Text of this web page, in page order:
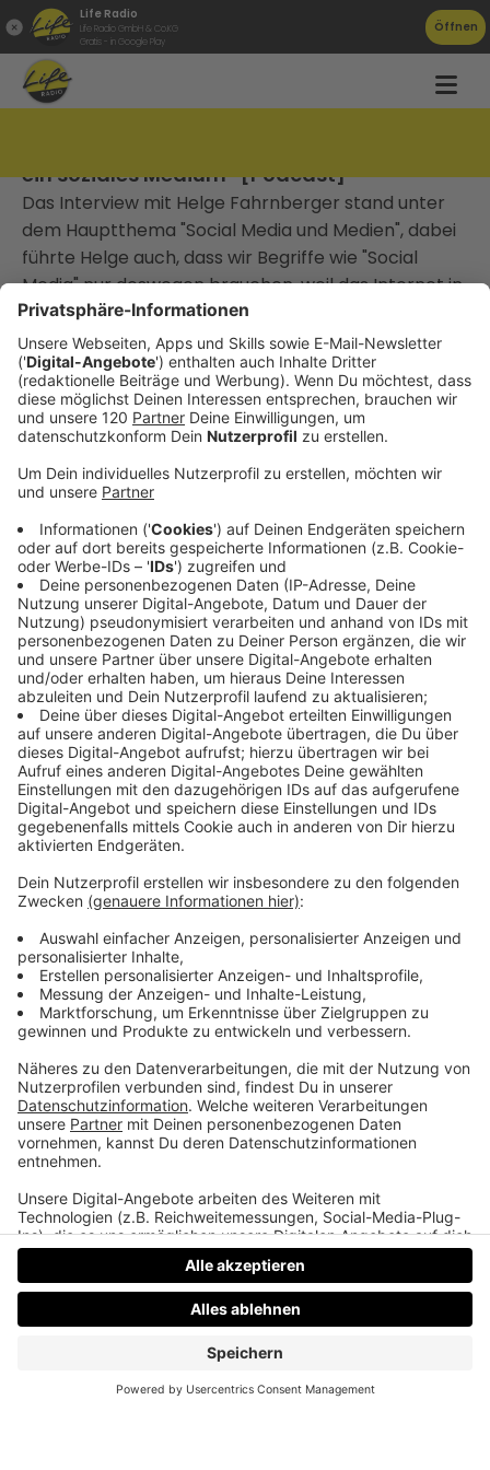
Life Radio
Life Radio GmbH & Co.KG
Gratis - in Google Play
Öffnen
ein soziales Medium“ [Podcast]
Das Interview mit Helge Fahrnberger stand unter
dem Hauptthema "Social Media und Medien", dabei
führte Helge auch, dass wir Begriffe wie "Social
Media" nur deswegen brauchen, weil das Internet in
seinen Anfängen als Publikationsmedium
missverstanden wurde.
Gute Arbeit, die niemand kennt, gewinnt keinen
Markt.
Die meisten Unternehmen, mit denen ich arbeite,
haben kein Qualitätsproblem. Sie sind besser als ihr
Ruf. Nur weiß das draußen niemand.
Alle zwei Wochen schreibe ich einen Gedanken
darüber, wie sich das ändern lässt. Ein Thema, kein
Sammelbrief.
→teddy.click/newsletter
Wie sichtbar ist dein Unternehmen wirklich?
Der Potenzial-Check dauert vier Minuten. Danach
hast du einen Report mit einer Zahl und fünf
Bereichen — und siehst, wo bei euch draußen nichts
ankommt. Kein Verkaufsgespräch.
→teddy.click/podsignal
Wenn du lieber direkt redest: fünfzehn Minuten, kein
Pitch.teddy.click/termin
Daniel Friesenecker baut Unternehmern ihr
eigenes Medium. Podcast, Video, Strategie. Studio:
TeddyLab, Linz.
LinkedIn:linkedin.com/in/friesenecker
Folge abonnieren:Apple·Spotify·YouTube·alle
Plattformen und RSS